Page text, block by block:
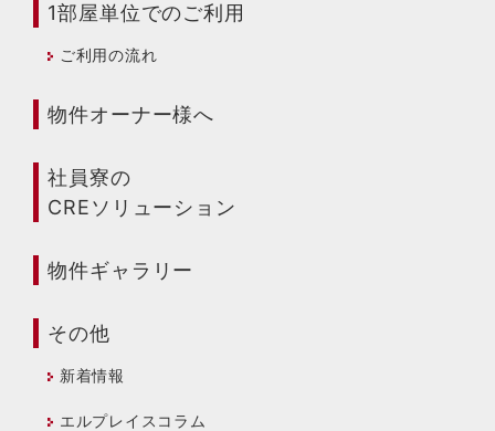
1部屋単位でのご利用
ご利用の流れ
物件オーナー様へ
社員寮の
CREソリューション
物件ギャラリー
その他
新着情報
エルプレイスコラム